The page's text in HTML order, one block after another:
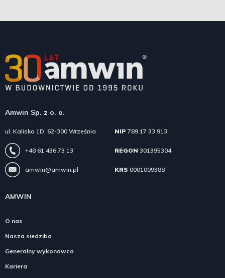
Amwin Sp. z o. o.
ul. Kaliska 1D, 62-300 Września
+48 61 436 73 13
amwin@amwin.pl
NIP 789 17 33 913
REGON 301395304
KRS 0001009388
AMWIN
O nas
Nasza siedziba
Generalny wykonawca
Kariera